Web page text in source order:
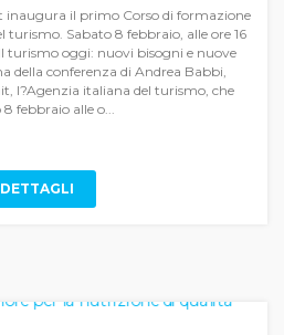
inaugura il primo Corso di formazione
turismo. Sabato 8 febbraio, alle ore 16
turismo oggi: nuovi bisogni e nuove
della conferenza di Andrea Babbi,
l?Agenzia italiana del turismo, che
8 febbraio alle o...
DETTAGLI